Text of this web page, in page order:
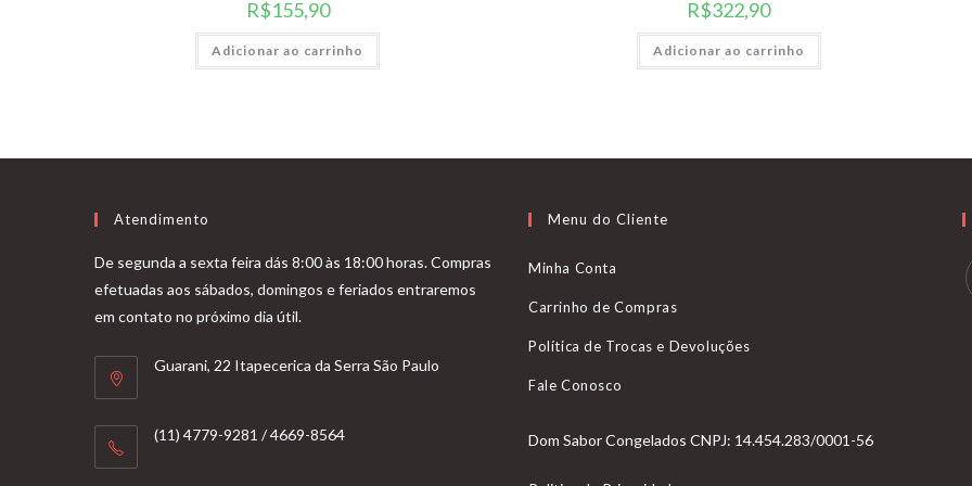
R$155,90
Adicionar ao carrinho
R$322,90
Adicionar ao carrinho
Atendimento
De segunda a sexta feira dás 8:00 às 18:00 horas. Compras
efetuadas aos sábados, domingos e feriados entraremos
em contato no próximo dia útil.
Guarani, 22 Itapecerica da Serra São Paulo
(11) 4779-9281 / 4669-8564
Menu do Cliente
Minha Conta
Carrinho de Compras
Política de Trocas e Devoluções
Fale Conosco
Dom Sabor Congelados CNPJ: 14.454.283/0001-56